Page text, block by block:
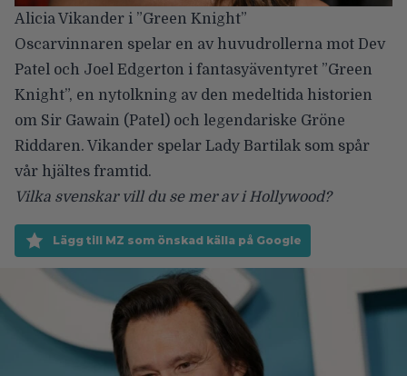
Alicia Vikander i ”Green Knight”
Oscarvinnaren spelar en av huvudrollerna mot Dev
Patel och Joel Edgerton i fantasyäventyret ”Green
Knight”, en nytolkning av den medeltida historien
om Sir Gawain (Patel) och legendariske Gröne
Riddaren. Vikander spelar Lady Bartilak som spår
vår hjältes framtid.
Vilka svenskar vill du se mer av i Hollywood?
Lägg till MZ som önskad källa på Google